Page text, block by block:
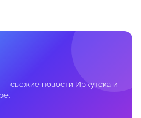
— свежие новости Иркутска и